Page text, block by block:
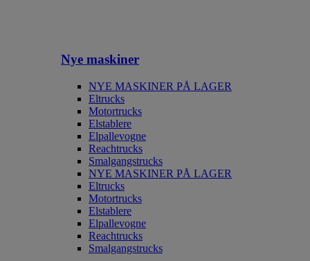
Nye maskiner
NYE MASKINER PÅ LAGER
Eltrucks
Motortrucks
Elstablere
Elpallevogne
Reachtrucks
Smalgangstrucks
NYE MASKINER PÅ LAGER
Eltrucks
Motortrucks
Elstablere
Elpallevogne
Reachtrucks
Smalgangstrucks